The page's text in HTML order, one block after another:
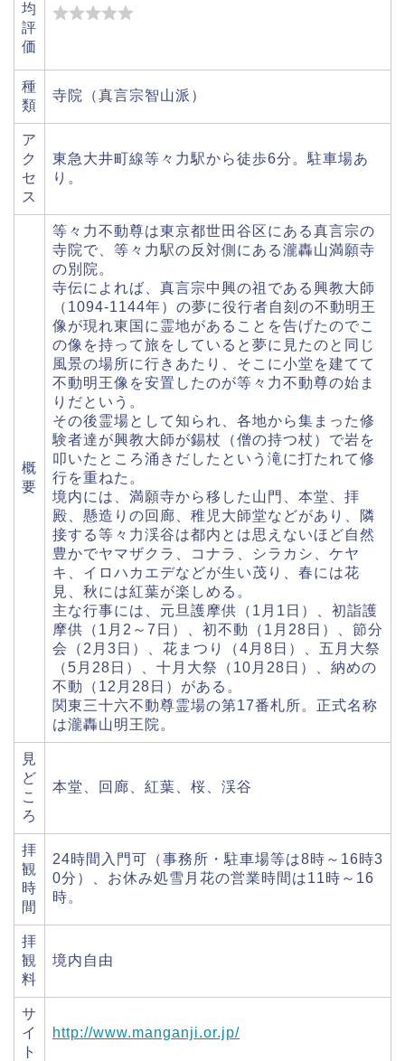
均
評
価
種
類
寺院（真言宗智山派）
ア
ク
セ
ス
東急大井町線等々力駅から徒歩6分。駐車場あ
り。
概
要
等々力不動尊は東京都世田谷区にある真言宗の
寺院で、等々力駅の反対側にある瀧轟山満願寺
の別院。
寺伝によれば、真言宗中興の祖である興教大師
（1094-1144年）の夢に役行者自刻の不動明王
像が現れ東国に霊地があることを告げたのでこ
の像を持って旅をしていると夢に見たのと同じ
風景の場所に行きあたり、そこに小堂を建てて
不動明王像を安置したのが等々力不動尊の始ま
りだという。
その後霊場として知られ、各地から集まった修
験者達が興教大師が錫杖（僧の持つ杖）で岩を
叩いたところ涌きだしたという滝に打たれて修
行を重ねた。
境内には、満願寺から移した山門、本堂、拝
殿、懸造りの回廊、稚児大師堂などがあり、隣
接する等々力渓谷は都内とは思えないほど自然
豊かでヤマザクラ、コナラ、シラカシ、ケヤ
キ、イロハカエデなどが生い茂り、春には花
見、秋には紅葉が楽しめる。
主な行事には、元旦護摩供（1月1日）、初詣護
摩供（1月2～7日）、初不動（1月28日）、節分
会（2月3日）、花まつり（4月8日）、五月大祭
（5月28日）、十月大祭（10月28日）、納めの
不動（12月28日）がある。
関東三十六不動尊霊場の第17番札所。正式名称
は瀧轟山明王院。
見
ど
こ
ろ
本堂、回廊、紅葉、桜、渓谷
拝
観
時
間
24時間入門可（事務所・駐車場等は8時～16時3
0分）、お休み処雪月花の営業時間は11時～16
時。
拝
観
料
境内自由
サ
イ
ト
http://www.manganji.or.jp/